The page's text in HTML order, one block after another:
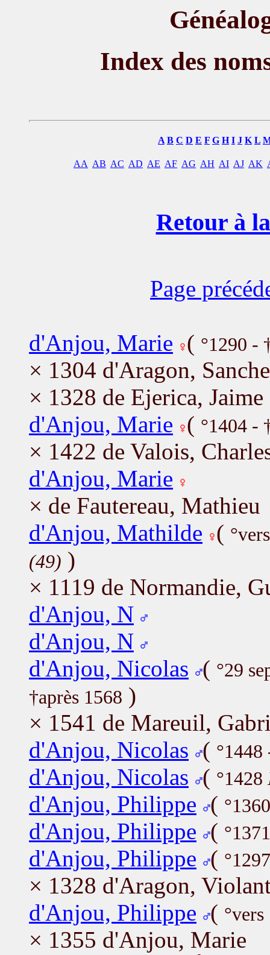
Index des
A B C D E F G H I J K L
AA AB AC AD AE AF AG AH AI AJ AK
Retour à
Page
d'Anjou, Marie ( °1290 -
× 1304 d'Aragon, Sanche
× 1328 de Ejerica, Jaime
d'Anjou, Marie ( °1404 -
× 1422 de Valois,
d'Anjou, Marie
× de Fautereau, Mathieu
d'Anjou, Mathilde (
(49) )
× 1119 de Normandie,
d'Anjou, N
d'Anjou, N
d'Anjou, Nicolas ( °29
†après 1568 )
× 1541 de Mareuil,
d'Anjou, Nicolas ( °1448
d'Anjou, Nicolas ( °1428
d'Anjou, Philippe (
d'Anjou, Philippe (
d'Anjou, Philippe (
× 1328 d'Aragon,
d'Anjou, Philippe (
× 1355 d'Anjou, Marie